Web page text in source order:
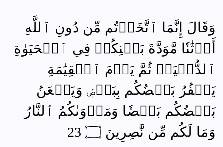
وَقَالَ إِنَّمَا ٱتَّخَذۡتُم مِّن دُونِ ٱللَّهِ
أَوۡثَٰنٗا مَّوَدَّةَ بَيۡنِكُمۡ فِي ٱلۡحَيَوٰةِ
ٱلدُّنۡيَاۖ ثُمَّ يَوۡمَ ٱلۡقِيَٰمَةِ
يَكۡفُرُ بَعۡضُكُم بِبَعۡضٖ وَيَلۡعَنُ
بَعۡضُكُم بَعۡضٗا وَمَأۡوَىٰكُمُ ٱلنَّارُ
وَمَا لَكُم مِّن نَّٰصِرِينَ ۝ 23